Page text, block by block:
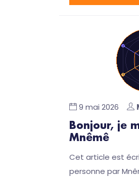
9 mai 2026
Bonjour, je
Mnêmê
Cet article est
personne par